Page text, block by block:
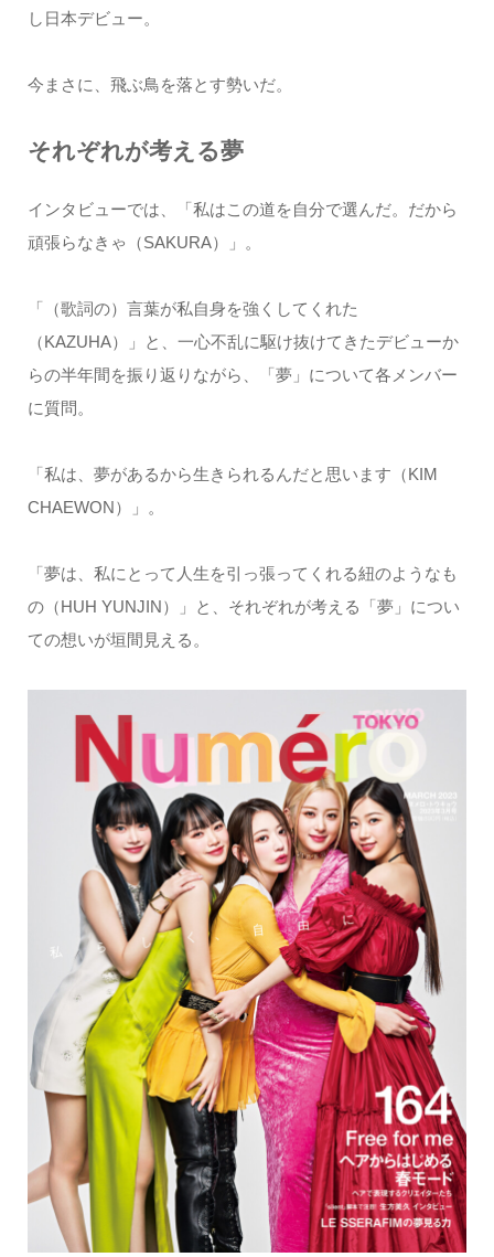
し日本デビュー。
今まさに、飛ぶ鳥を落とす勢いだ。
それぞれが考える夢
インタビューでは、「私はこの道を自分で選んだ。だから
頑張らなきゃ（SAKURA）」。
「（歌詞の）言葉が私自身を強くしてくれた
（KAZUHA）」と、一心不乱に駆け抜けてきたデビューか
らの半年間を振り返りながら、「夢」について各メンバー
に質問。
「私は、夢があるから生きられるんだと思います（KIM
CHAEWON）」。
「夢は、私にとって人生を引っ張ってくれる紐のようなも
の（HUH YUNJIN）」と、それぞれが考える「夢」につい
ての想いが垣間見える。